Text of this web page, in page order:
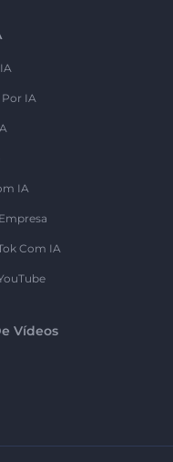
IA
IA
Com IA
Vídeos